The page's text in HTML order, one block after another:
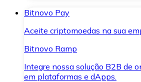
Bitnovo Pay
Aceite criptomoedas na sua
Bitnovo Ramp
Integre nossa solução B2B de
em plataformas e dApps.